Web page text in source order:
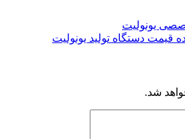
یونولیت
قیمت دستگاه تولید یونولیت
شد.